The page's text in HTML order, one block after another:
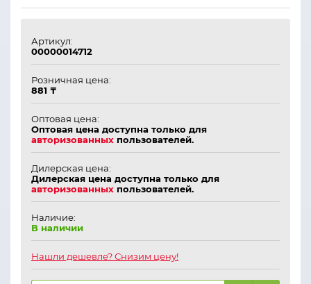
Артикул:
00000014712
Розничная цена:
881 ₸
Оптовая цена:
Оптовая цена доступна только для
авторизованных пользователей.
Дилерская цена:
Дилерская цена доступна только для
авторизованных пользователей.
Наличие:
В наличии
Нашли дешевле? Снизим цену!